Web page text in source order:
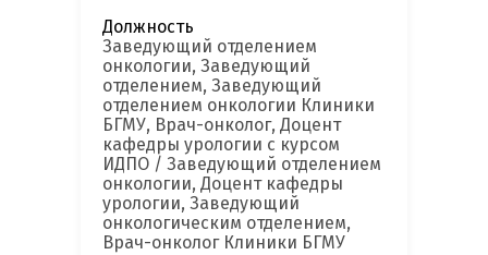
Должность
Заведующий отделением
онкологии, Заведующий
отделением, Заведующий
отделением онкологии Клиники
БГМУ, Врач-онколог, Доцент
кафедры урологии с курсом
ИДПО / Заведующий отделением
онкологии, Доцент кафедры
урологии, Заведующий
онкологическим отделением,
Врач-онколог Клиники БГМУ